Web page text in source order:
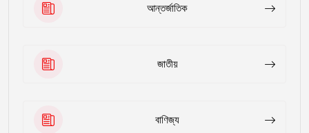
আন্তর্জাতিক
জাতীয়
বাণিজ্য